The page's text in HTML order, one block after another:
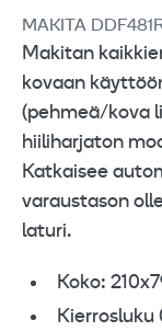
MAKITA
Makitan
kovaan
(pehmeä/kova
hiiliharjaton
Katkaisee
varaustason
laturi.
Koko: